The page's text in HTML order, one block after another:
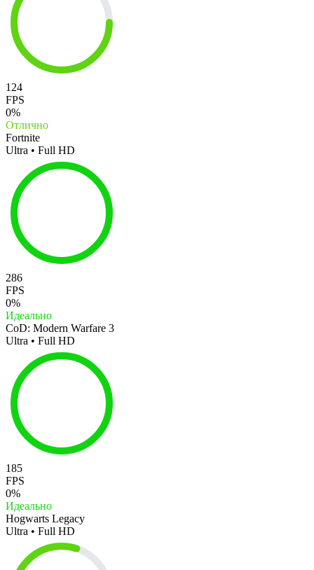
124
FPS
0%
Отлично
Fortnite
Ultra • Full HD
286
FPS
0%
Идеально
CoD: Modern Warfare 3
Ultra • Full HD
185
FPS
0%
Идеально
Hogwarts Legacy
Ultra • Full HD